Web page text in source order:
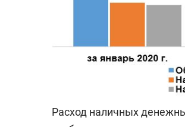
Расход наличных